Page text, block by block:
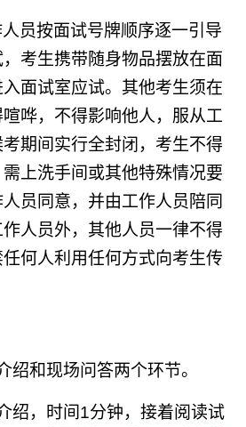
员按面试号牌顺序逐一引导
考生携带随身物品摆放在面
面试室应试。其他考生须在
哗，不得影响他人，服从工
期间实行全封闭，考生不得
上洗手间或其他特殊情况要
员同意，并由工作人员陪同
人员外，其他人员一律不得
何人利用任何方式向考生传
绍和现场问答两个环节。
绍，时间 1分钟，接着阅读试